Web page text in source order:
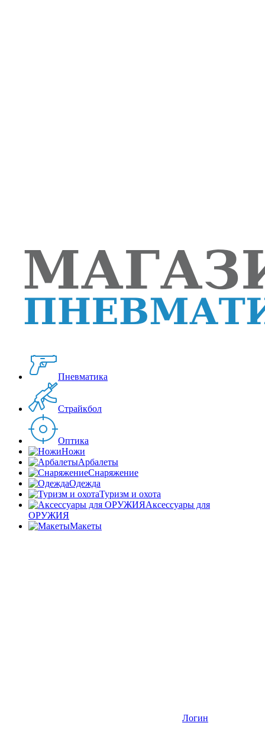
Пневматика
Страйкбол
Оптика
Ножи
Арбалеты
Снаряжение
Одежда
Туризм и охота
Аксессуары для
ОРУЖИЯ
Макеты
Логин